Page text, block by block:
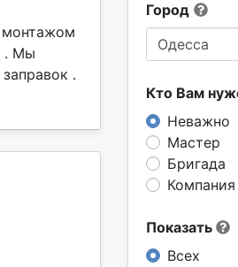
Город
Одесса
Кто Вам
Неважно
Мастер
Бригада
Компания
Показать
Всех
. Мы
.